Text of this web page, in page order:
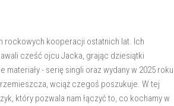
rockowych kooperacji ostatnich lat. Ich
cześć ojcu Jacka, grając dziesiątki
- serię singli oraz wydany w 2025 roku
wciąż czegoś poszukuje. W tej
który pozwala nam łączyć to, co kochamy w